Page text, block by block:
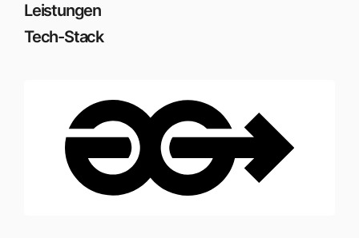
Leistungen
Tech-Stack